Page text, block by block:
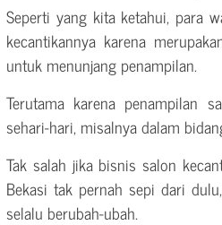
Seperti yang kita ketahui, para
kecantikannya karena
untuk menunjang penampilan.
Terutama karena penampilan
sehari-hari, misalnya dalam
Tak salah jika bisnis salon
Bekasi tak pernah sepi dari
selalu berubah-ubah.